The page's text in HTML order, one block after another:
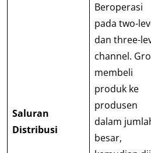
Saluran
Distribusi
Beroperasi
pada two-
dan three-
channel.
membeli
produk ke
produsen
dalam
besar,